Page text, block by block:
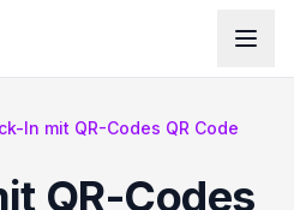
In mit QR-Codes QR Code
QR-Codes